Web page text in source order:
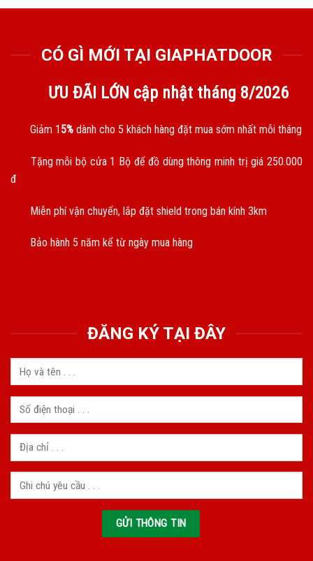
CÓ GÌ MỚI TẠI GIAPHATDOOR
ƯU ĐÃI LỚN cập nhật tháng 8/2026
Giảm 15% dành cho 5 khách hàng đặt mua sớm nhất mỗi tháng
Tặng mỗi bộ cửa 1 Bộ để đồ dùng thông minh trị giá 250.000
đ
Miễn phí vận chuyển, lắp đặt shield trong bán kính 3km
Bảo hành 5 năm kể từ ngày mua hàng
ĐĂNG KÝ TẠI ĐÂY